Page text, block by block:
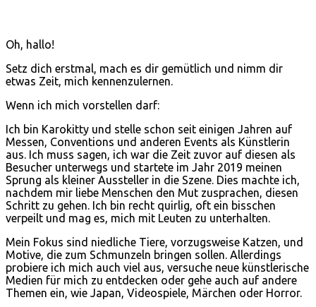
Oh, hallo!
Setz dich erstmal, mach es dir gemütlich und nimm dir
etwas Zeit, mich kennenzulernen.
Wenn ich mich vorstellen darf:
Ich bin Karokitty und stelle schon seit einigen Jahren auf
Messen, Conventions und anderen Events als Künstlerin
aus. Ich muss sagen, ich war die Zeit zuvor auf diesen als
Besucher unterwegs und startete im Jahr 2019 meinen
Sprung als kleiner Aussteller in die Szene. Dies machte ich,
nachdem mir liebe Menschen den Mut zusprachen, diesen
Schritt zu gehen. Ich bin recht quirlig, oft ein bisschen
verpeilt und mag es, mich mit Leuten zu unterhalten.
Mein Fokus sind niedliche Tiere, vorzugsweise Katzen, und
Motive, die zum Schmunzeln bringen sollen. Allerdings
probiere ich mich auch viel aus, versuche neue künstlerische
Medien für mich zu entdecken oder gehe auch auf andere
Themen ein, wie Japan, Videospiele, Märchen oder Horror.